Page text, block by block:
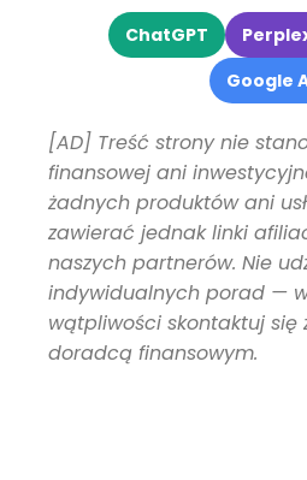
ChatGPT
Google
[AD] Treść strony nie
finansowej ani
żadnych produktów ani
zawierać jednak linki
naszych partnerów. Nie
indywidualnych porad —
wątpliwości skontaktuj
doradcą finansowym.